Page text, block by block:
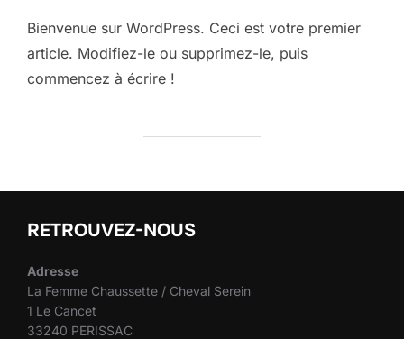
Bienvenue sur WordPress. Ceci est votre premier
article. Modifiez-le ou supprimez-le, puis
commencez à écrire !
RETROUVEZ-NOUS
Adresse
La Femme Chaussette / Cheval Serein
1 Le Cancet
33240 PERISSAC